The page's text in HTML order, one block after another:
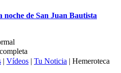
noche de San Juan Bautista
| Vídeos | Tu Noticia | Hemeroteca